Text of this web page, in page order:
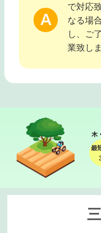
で対応
なる場
し、ご
業致しま
木
最